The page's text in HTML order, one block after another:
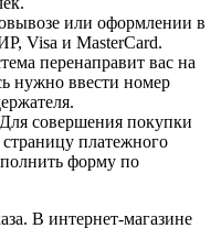
или оформлении в
Visa и MasterCard.
перенаправит вас на
нужно ввести номер
совершения покупки
платежного
форму по
В интернет-магазине